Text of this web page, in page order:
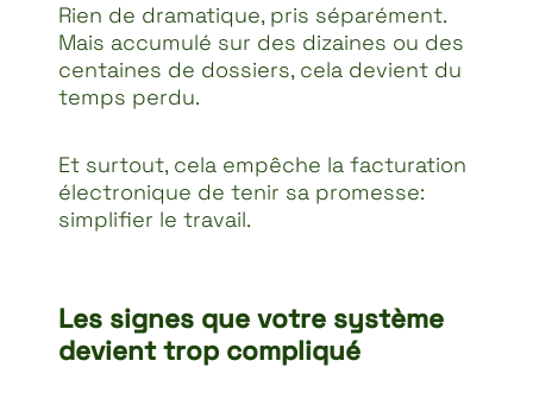
Rien de dramatique, pris séparément.
Mais accumulé sur des dizaines ou des
centaines de dossiers, cela devient du
temps perdu.
Et surtout, cela empêche la facturation
électronique de tenir sa promesse:
simplifier le travail.
Les signes que votre système
devient trop compliqué